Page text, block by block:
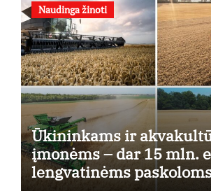
Naudinga žinoti
Ūkininkams ir
įmonėms – dar 15 mln.
lengvatinėms